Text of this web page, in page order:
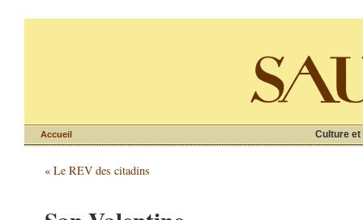
Culture et
Accueil
« Le REV des citadins